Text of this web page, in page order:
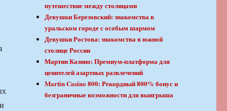
путешествие между столицами
Девушки Березовский: знакомства в
уральском городе с особым шармом
Девушки Ростова: знакомства в южной
столице России
Мартин Казино: Премиум-платформа для
ценителей азартных развлечений
Martin Casino 800: Рекордный 800% бонус и
безграничные возможности для выигрыша